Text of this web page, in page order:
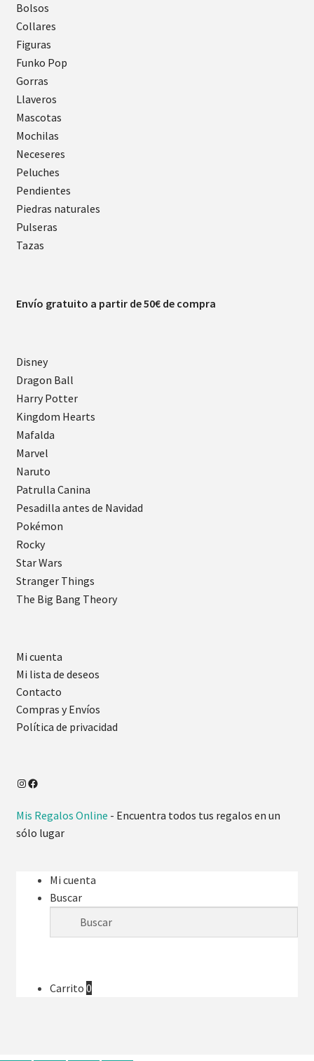
Bolsos
Collares
Figuras
Funko Pop
Gorras
Llaveros
Mascotas
Mochilas
Neceseres
Peluches
Pendientes
Piedras naturales
Pulseras
Tazas
Envío gratuito a partir de 50€ de compra
Disney
Dragon Ball
Harry Potter
Kingdom Hearts
Mafalda
Marvel
Naruto
Patrulla Canina
Pesadilla antes de Navidad
Pokémon
Rocky
Star Wars
Stranger Things
The Big Bang Theory
Mi cuenta
Mi lista de deseos
Contacto
Compras y Envíos
Política de privacidad
Mis Regalos Online - Encuentra todos tus regalos en un
sólo lugar
Mi cuenta
Buscar
Carrito 0